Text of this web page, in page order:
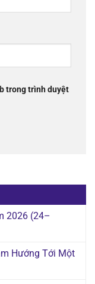
trong trình duyệt
2026 (24–
Hướng Tới Một